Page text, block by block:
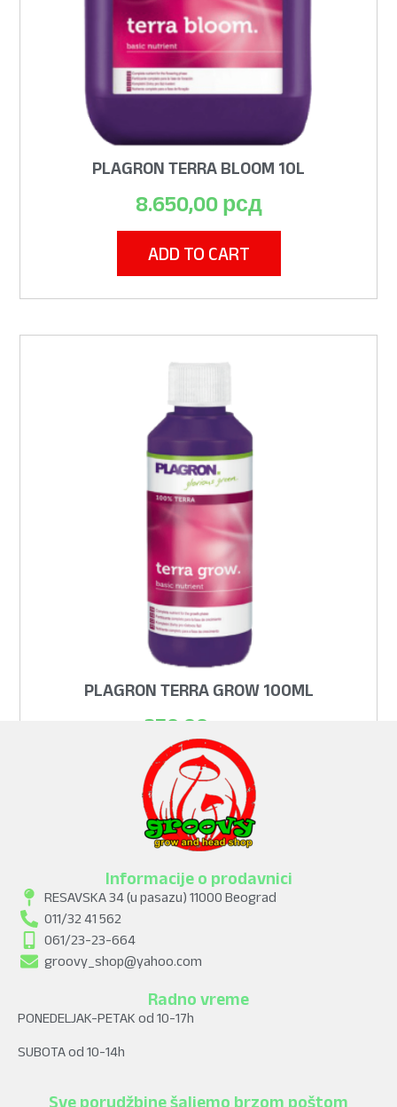
PLAGRON TERRA BLOOM 10L
8.650,00 рсд
ADD TO CART
PLAGRON TERRA GROW 100ML
350,00
ADD TO CART
Informacije o prodavnici
RESAVSKA 34 (u pasazu) 11000 Beograd
011/32 41 562
061/23-23-664
groovy_shop@yahoo.com
Radno vreme
PONEDELJAK-PETAK od 10-17h
SUBOTA od 10-14h
Sve porudžbine šaljemo brzom poštom